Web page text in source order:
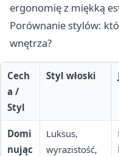
ergonomię z miękką
Porównanie stylów:
wnętrza?
Cech
a /
Styl
Styl włoski
Domi
nując
Luksus,
wyrazistość,